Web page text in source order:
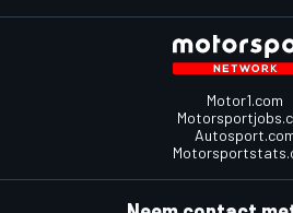
Motor1.com